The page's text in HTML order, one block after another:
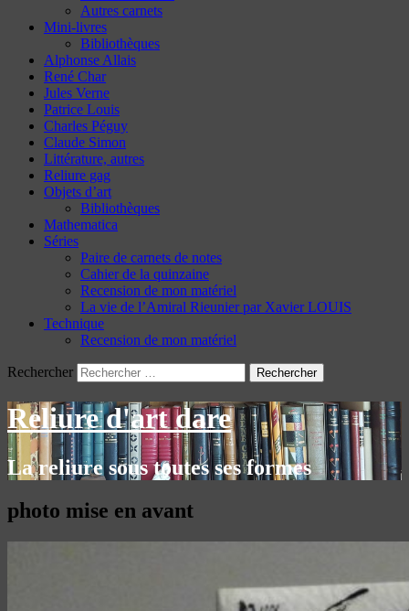
Autres carnets
Mini-livres
Bibliothèques
Alphonse Allais
René Char
Jules Verne
Patrice Louis
Charles Péguy
Claude Simon
Littérature, autres
Reliure gag
Objets d’art
Bibliothèques
Mathematica
Séries
Paire de carnets de notes
Cahier de la quinzaine
Recension de mon matériel
La vie de l’Amiral Rieunier par Xavier LOUIS
Technique
Recension de mon matériel
Rechercher
Reliure d'art dare
La reliure sous toutes ses formes
photo mise en avant